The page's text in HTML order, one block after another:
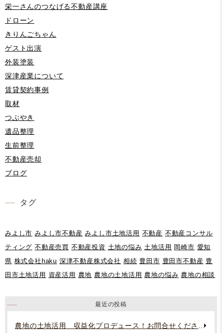
栄一さんのつなげる不動産講座
ドローン
きりんごちゃん
ゲスト出演
外装塗装
深津産業について
賃貸契約事例
取材
つぶやき
遺品整理
生前整理
不動産売却
ブログ
タグ
みよし市 みよし市不動産 みよし市土地活用 不動産 不動産コンサル
ティング 不動産売買 不動産投資 土地の悩み 土地活用 岡崎市 愛知
県 株式会社haku 深津不動産株式会社 相続 豊田市 豊田市不動産 豊
田市土地活用 資産活用 農地 農地の土地活用 農地の悩み 農地の相談
最近の投稿
農地の土地活用 収益化プロデュース！お問合せください。